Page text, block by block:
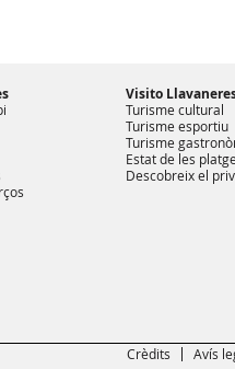
Visito
Turisme cultural
Turisme esportiu
Turisme
Estat de les
Descobreix el
Crèdits Avís